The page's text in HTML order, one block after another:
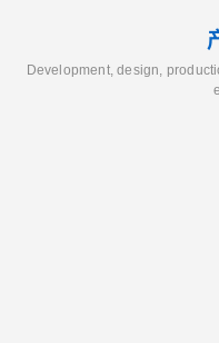
Development, design,